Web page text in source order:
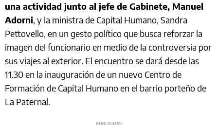
una actividad junto al jefe de Gabinete, Manuel
Adorni, y la ministra de Capital Humano, Sandra
Pettovello, en un gesto político que busca reforzar la
imagen del funcionario en medio de la controversia por
sus viajes al exterior. El encuentro se dará desde las
11.30 en la inauguración de un nuevo Centro de
Formación de Capital Humano en el barrio porteño de
La Paternal.